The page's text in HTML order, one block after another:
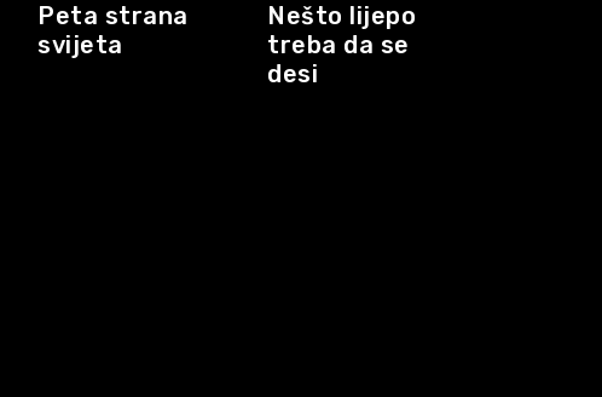
Peta strana
svijeta
Nešto lijepo
treba da se
desi